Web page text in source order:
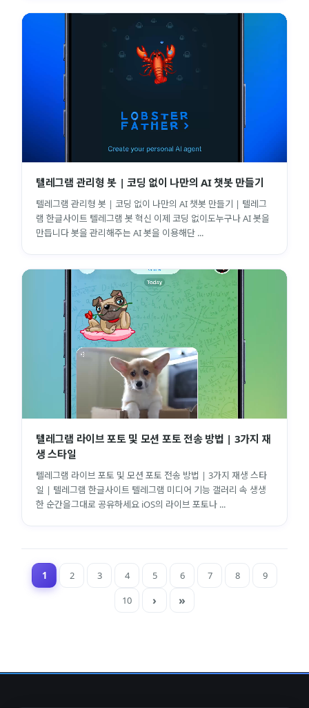
텔레그램 관리형 봇 | 코딩 없이 나만의 AI 챗봇 만들기
텔레그램 관리형 봇 | 코딩 없이 나만의 AI 챗봇 만들기 | 텔레그
램 한글사이트 텔레그램 봇 혁신 이제 코딩 없이도누구나 AI 봇을
만듭니다 봇을 관리해주는 AI 봇을 이용해단 ...
텔레그램 라이브 포토 및 모션 포토 전송 방법 | 3가지 재
생 스타일
텔레그램 라이브 포토 및 모션 포토 전송 방법 | 3가지 재생 스타
일 | 텔레그램 한글사이트 텔레그램 미디어 기능 갤러리 속 생생
한 순간을그대로 공유하세요 iOS의 라이브 포토나 ...
1 2 3 4 5 6 7 8
9
10